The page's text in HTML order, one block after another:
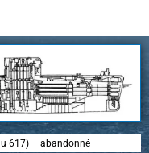
617) – abandonné